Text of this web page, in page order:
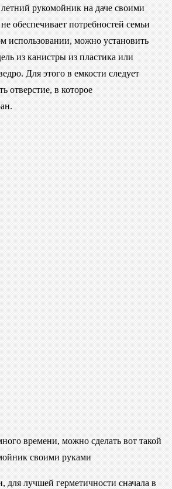
рукомойник на даче своими
обеспечивает потребностей семьи
использовании, можно установить
из канистры из пластика или
Для этого в емкости следует
отверстие, в которое
времени, можно сделать вот такой
своими руками
для лучшей герметичности сначала в